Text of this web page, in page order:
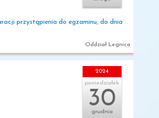
przystąpienia do egzaminu, do dnia
Oddział Legnica
2024
poniedziałek
30
grudnia